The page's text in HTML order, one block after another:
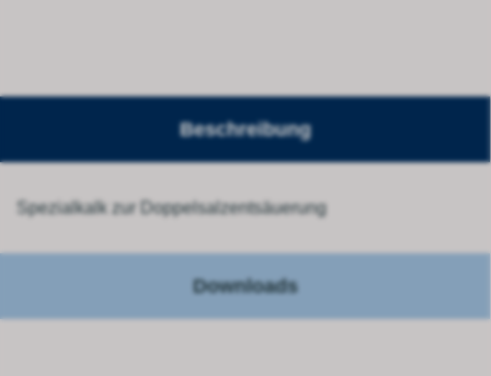
Beschreibung
Spezialkalk zur Doppelsalzentsäuerung
Downloads